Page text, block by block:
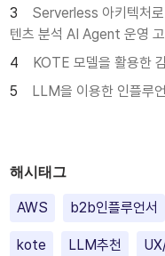
Serverless 아키텍처
텐츠 분석 AI Agent 운영
KOTE 모델을 활용한
LLM을 이용한 인플루
해시태그
AWS b2b인플루언서
kote LLM추천